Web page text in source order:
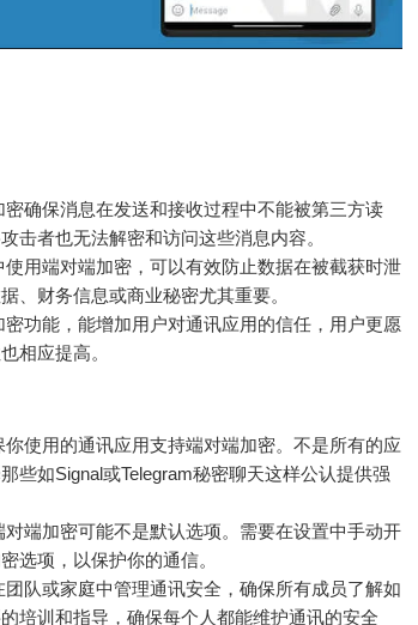
密确保消息在发送和接收过程中不能被第三方读
击者也无法解密和访问这些消息内容。
用端对端加密，可以有效防止数据在被截获时泄
、财务信息或商业秘密尤其重要。
密功能，能增加用户对通讯应用的信任，用户更愿
相应提高。
你使用的通讯应用支持端对端加密。不是所有的应
些如Signal或Telegram秘密聊天这样公认提供强
端加密可能不是默认选项。需要在设置中手动开
选项，以保护你的通信。
团队或家庭中管理通讯安全，确保所有成员了解如
培训和指导，确保每个人都能维护通讯的安全